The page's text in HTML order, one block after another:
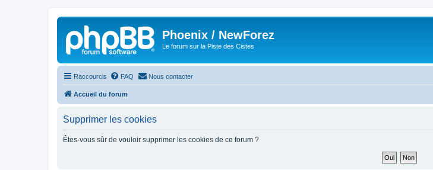
Phoenix / NewForez
Le forum sur la Piste des Cistes
Raccourcis FAQ Nous contacter
Accueil du forum
Supprimer les cookies
Êtes-vous sûr de vouloir supprimer les cookies de ce forum ?